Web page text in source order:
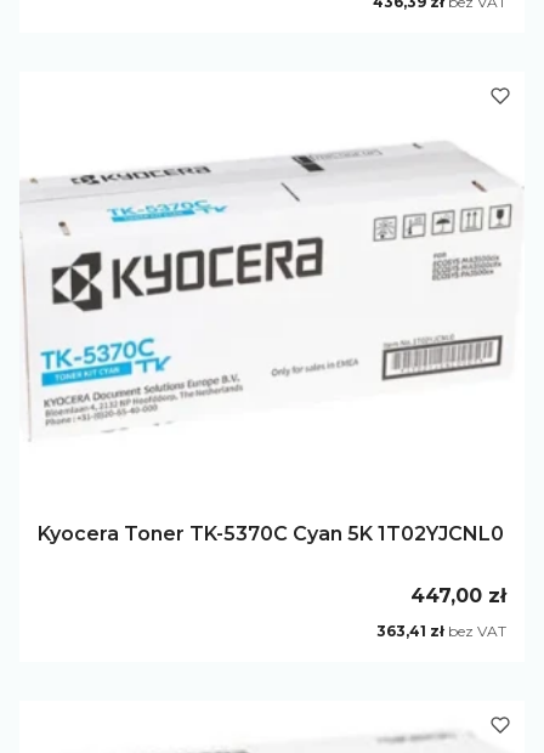
Kyocera Toner TK-5370C Cyan 5K 1T02YJCNL0
Cena
447,00 zł
Cena
363,41 zł bez VAT